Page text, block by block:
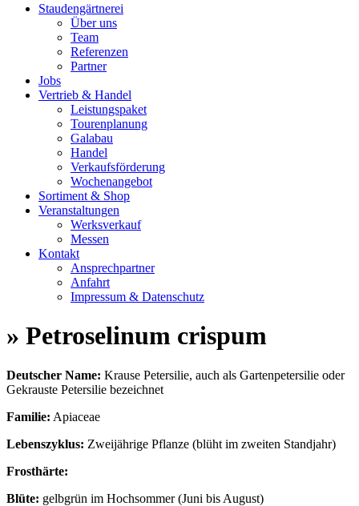
Staudengärtnerei
Über uns
Team
Referenzen
Partner
Jobs
Vertrieb & Handel
Leistungspaket
Tourenplanung
Galabau
Handel
Verkaufsförderung
Wochenangebot
Sortiment & Shop
Veranstaltungen
Werksverkauf
Messen
Kontakt
Ansprechpartner
Anfahrt
Impressum & Datenschutz
» Petroselinum crispum
Deutscher Name: Krause Petersilie, auch als Gartenpetersilie oder
Gekrauste Petersilie bezeichnet
Familie: Apiaceae
Lebenszyklus: Zweijährige Pflanze (blüht im zweiten Standjahr)
Frosthärte:
Blüte: gelbgrün im Hochsommer (Juni bis August)